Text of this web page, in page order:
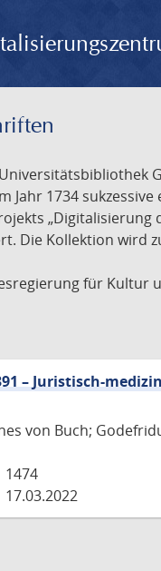
Jahr 1734
Die Kollektion
für Kultur
– Juristisch-
von Buch;
1474
17.03.2022